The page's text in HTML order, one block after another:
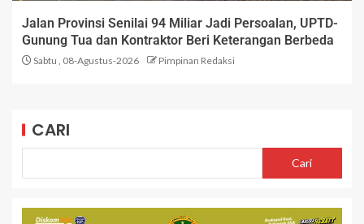
Jalan Provinsi Senilai 94 Miliar Jadi Persoalan, UPTD-
Gunung Tua dan Kontraktor Beri Keterangan Berbeda
Sabtu , 08-Agustus-2026 Pimpinan Redaksi
CARI
Cari